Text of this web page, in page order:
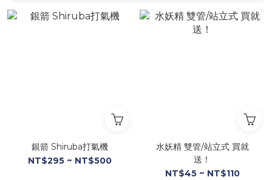
銀箭 Shiruba打氣機
NT$295 ~ NT$500
水妖精 雙管/站立式 買就
送！
NT$45 ~ NT$110